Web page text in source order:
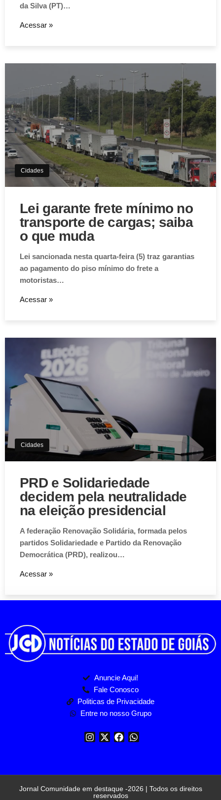
da Silva (PT)…
Acessar »
Cidades
Lei garante frete mínimo no
transporte de cargas; saiba
o que muda
Lei sancionada nesta quarta-feira (5) traz garantias
ao pagamento do piso mínimo do frete a
motoristas…
Acessar »
Cidades
PRD e Solidariedade
decidem pela neutralidade
na eleição presidencial
A federação Renovação Solidária, formada pelos
partidos Solidariedade e Partido da Renovação
Democrática (PRD), realizou…
Acessar »
Anuncie Aqui!
Fale Conosco
Politicas de Privacidade
Entre no nosso Grupo
Jornal Comunidade em destaque -2026 | Todos os direitos
reservados